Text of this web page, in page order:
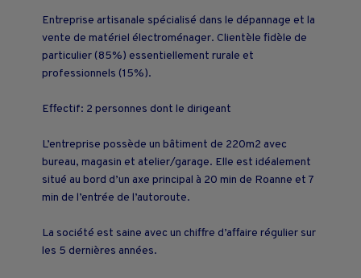
Entreprise artisanale spécialisé dans le dépannage et la
vente de matériel électroménager. Clientèle fidèle de
particulier (85%) essentiellement rurale et
professionnels (15%).
Effectif: 2 personnes dont le dirigeant
L’entreprise possède un bâtiment de 220m2 avec
bureau, magasin et atelier/garage. Elle est idéalement
situé au bord d’un axe principal à 20 min de Roanne et 7
min de l’entrée de l’autoroute.
La société est saine avec un chiffre d’affaire régulier sur
les 5 dernières années.